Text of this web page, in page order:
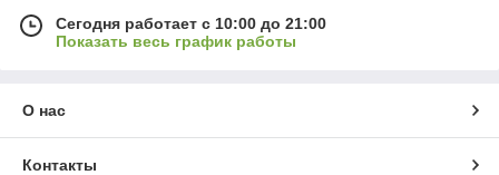
Сегодня работает с 10:00 до 21:00
Показать весь график работы
О нас
Контакты